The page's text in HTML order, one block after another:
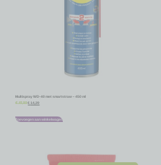
Multispray WD-40 met smartstraw – 450 ml
€15,99 €14,39
Toevoegen aan winkelwagen